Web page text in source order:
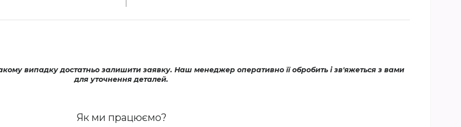
випадку достатньо залишити заявку. Наш менеджер оперативно її обробить і зв'яжеться з вами
для уточнення деталей.
Як ми працюємо?